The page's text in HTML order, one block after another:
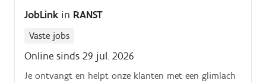
JobLink in RANST
Vaste jobs
Online sinds 29 jul. 2026
Je ontvangt en helpt onze klanten met een glimlach